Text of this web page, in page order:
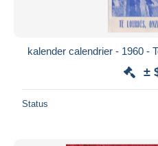
kalender calendrier - 1960 -
±
Status